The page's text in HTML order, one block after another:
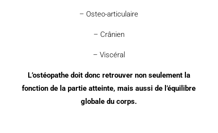
– Osteo-articulaire
– Crânien
– Viscéral
L’ostéopathe doit donc retrouver non seulement la
fonction de la partie atteinte, mais aussi de l’équilibre
globale du corps.